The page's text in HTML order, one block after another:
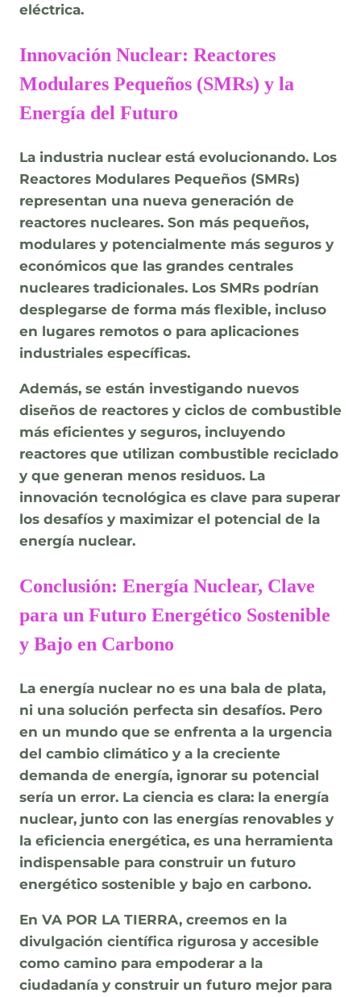
eléctrica.
Innovación Nuclear: Reactores
Modulares Pequeños (SMRs) y la
Energía del Futuro
La industria nuclear está evolucionando. Los
Reactores Modulares Pequeños (SMRs)
representan una nueva generación de
reactores nucleares. Son más pequeños,
modulares y potencialmente más seguros y
económicos que las grandes centrales
nucleares tradicionales. Los SMRs podrían
desplegarse de forma más flexible, incluso
en lugares remotos o para aplicaciones
industriales específicas.
Además, se están investigando nuevos
diseños de reactores y ciclos de combustible
más eficientes y seguros, incluyendo
reactores que utilizan combustible reciclado
y que generan menos residuos. La
innovación tecnológica es clave para superar
los desafíos y maximizar el potencial de la
energía nuclear.
Conclusión: Energía Nuclear, Clave
para un Futuro Energético Sostenible
y Bajo en Carbono
La energía nuclear no es una bala de plata,
ni una solución perfecta sin desafíos. Pero
en un mundo que se enfrenta a la urgencia
del cambio climático y a la creciente
demanda de energía, ignorar su potencial
sería un error. La ciencia es clara: la energía
nuclear, junto con las energías renovables y
la eficiencia energética, es una herramienta
indispensable para construir un futuro
energético sostenible y bajo en carbono.
En VA POR LA TIERRA, creemos en la
divulgación científica rigurosa y accesible
como camino para empoderar a la
ciudadanía y construir un futuro mejor para